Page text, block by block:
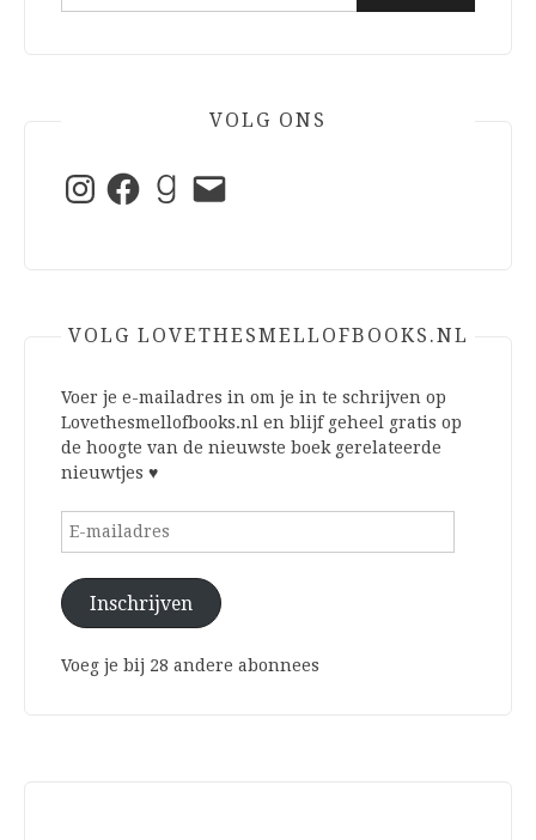
VOLG ONS
InstagramFacebookGoodreads
E-
mail
VOLG LOVETHESMELLOFBOOKS.NL
Voer je e-mailadres in om je in te schrijven op
Lovethesmellofbooks.nl en blijf geheel gratis op
de hoogte van de nieuwste boek gerelateerde
nieuwtjes ♥
E-
Inschrijven
Voeg je bij 28 andere abonnees